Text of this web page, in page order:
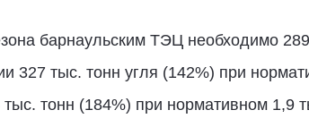
барнаульским ТЭЦ необходимо
327 тыс. тонн угля (142%) при
тыс. тонн (184%) при нормативном 1,9